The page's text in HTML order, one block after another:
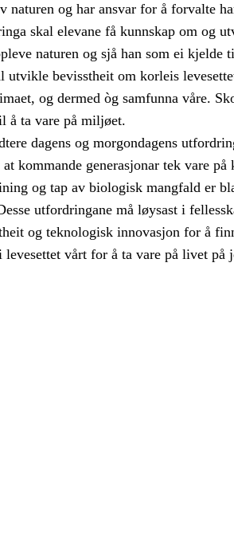
naturen og har ansvar for å forvalte
skal elevane få kunnskap om og
naturen og sjå han som ei kjelde
utvikle bevisstheit om korleis
og dermed òg samfunna våre.
å ta vare på miljøet.
dagens og morgondagens
kommande generasjonar tek vare på
og tap av biologisk mangfald er
utfordringane må løysast i
og teknologisk innovasjon for å
levesettet vårt for å ta vare på livet på